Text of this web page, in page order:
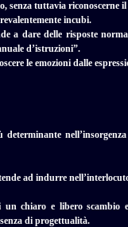
senza tuttavia riconoscerne
incubi.
a dare delle risposte
d’istruzioni”.
le emozioni dalle
determinante
ad indurre
un chiaro e libero
di progettualità.